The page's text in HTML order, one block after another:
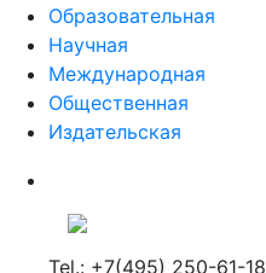
Образовательная
Научная
Международная
Общественная
Издательская
Tel.: +7(495) 250-61-18